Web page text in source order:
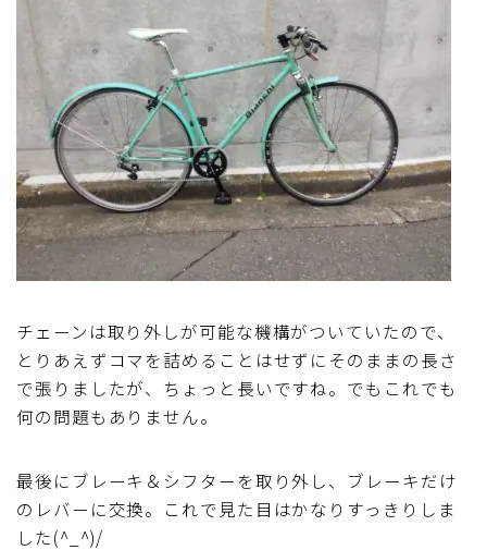
チェーンは取り外しが可能な機構がついていたので、
とりあえずコマを詰めることはせずにそのままの長さ
で張りましたが、ちょっと長いですね。でもこれでも
何の問題もありません。
最後にブレーキ＆シフターを取り外し、ブレーキだけ
のレバーに交換。これで見た目はかなりすっきりしま
した(^_^)/